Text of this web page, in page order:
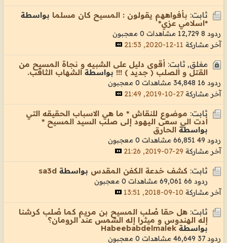
ثابت: بأفواههم يقولون : المسيح كان مسلما بواسطة
*اسلامي عزي*
ردود 8 12,729 مشاهدات
0 معجبون
آخر مشاركة 11-12-2020, 21:53
مغلق, ثابت: أقوى دليل على الشبيه و نجاة المسيح من
القتل و الصلب ( جديد ) !!! بواسطةالشهاب الثاقب.
ردود 16 34,848 مشاهدات
0 معجبون
آخر مشاركة 27-10-2019, 21:49
ثابت: موضوع للنقاش * ما هي الاسباب الحقيقه التي
أدت الي سعى اليهود إلى صلب السيد المسيح *
بواسطة الحارق
ردود 49 66,851 مشاهدات
0 معجبون
آخر مشاركة 29-07-2019, 21:26
ثابت: كشف خدعة الكفن المقدس بواسطة sa3d
ردود 66 69,061 مشاهدات
0 معجبون
آخر مشاركة 10-09-2018, 13:51
ثابت: هل حقا صُلب المسيح بن مريم كما صُلب كرشنا
إله الهندوس و ميثرا إله الشمس عند الرومان؟
بواسطةHabeebabdelmalek
ردود 37 46,649 مشاهدات
0 معجبون